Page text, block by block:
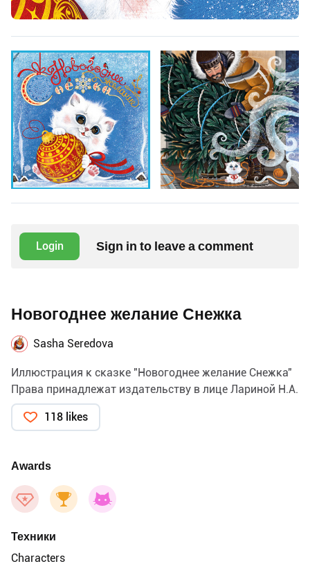
Login Sign in to leave a comment
Новогоднее желание Снежка
Sasha Seredova
Иллюстрация к сказке "Новогоднее желание Снежка"
Права принадлежат издательству в лице Лариной Н.А.
118 likes
Awards
Техники
Characters